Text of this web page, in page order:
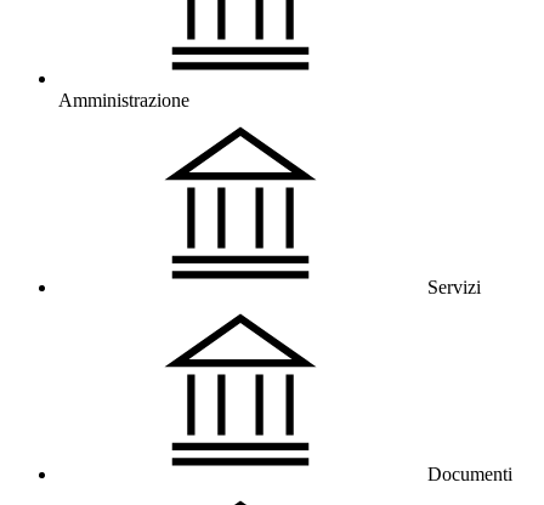
Amministrazione
Servizi
Documenti